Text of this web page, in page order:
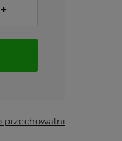
+
przechowalni